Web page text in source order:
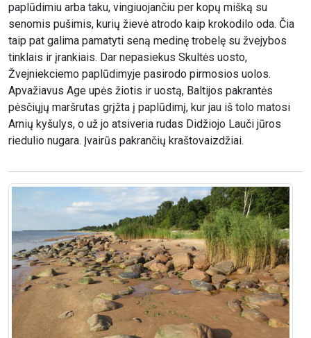
paplūdimiu arba taku, vingiuojančiu per kopų mišką su
senomis pušimis, kurių žievė atrodo kaip krokodilo oda. Čia
taip pat galima pamatyti seną medinę trobelę su žvejybos
tinklais ir įrankiais. Dar nepasiekus Skultės uosto,
Žvejniekciemo paplūdimyje pasirodo pirmosios uolos.
Apvažiavus Age upės žiotis ir uostą, Baltijos pakrantės
pėsčiųjų maršrutas grįžta į paplūdimį, kur jau iš tolo matosi
Arnių kyšulys, o už jo atsiveria rudas Didžiojo Lauči jūros
riedulio nugara. Įvairūs pakrančių kraštovaizdžiai.